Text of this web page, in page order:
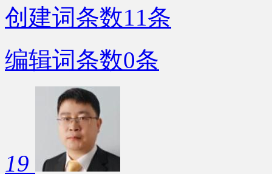
创建词条数11条
编辑词条数0条
19